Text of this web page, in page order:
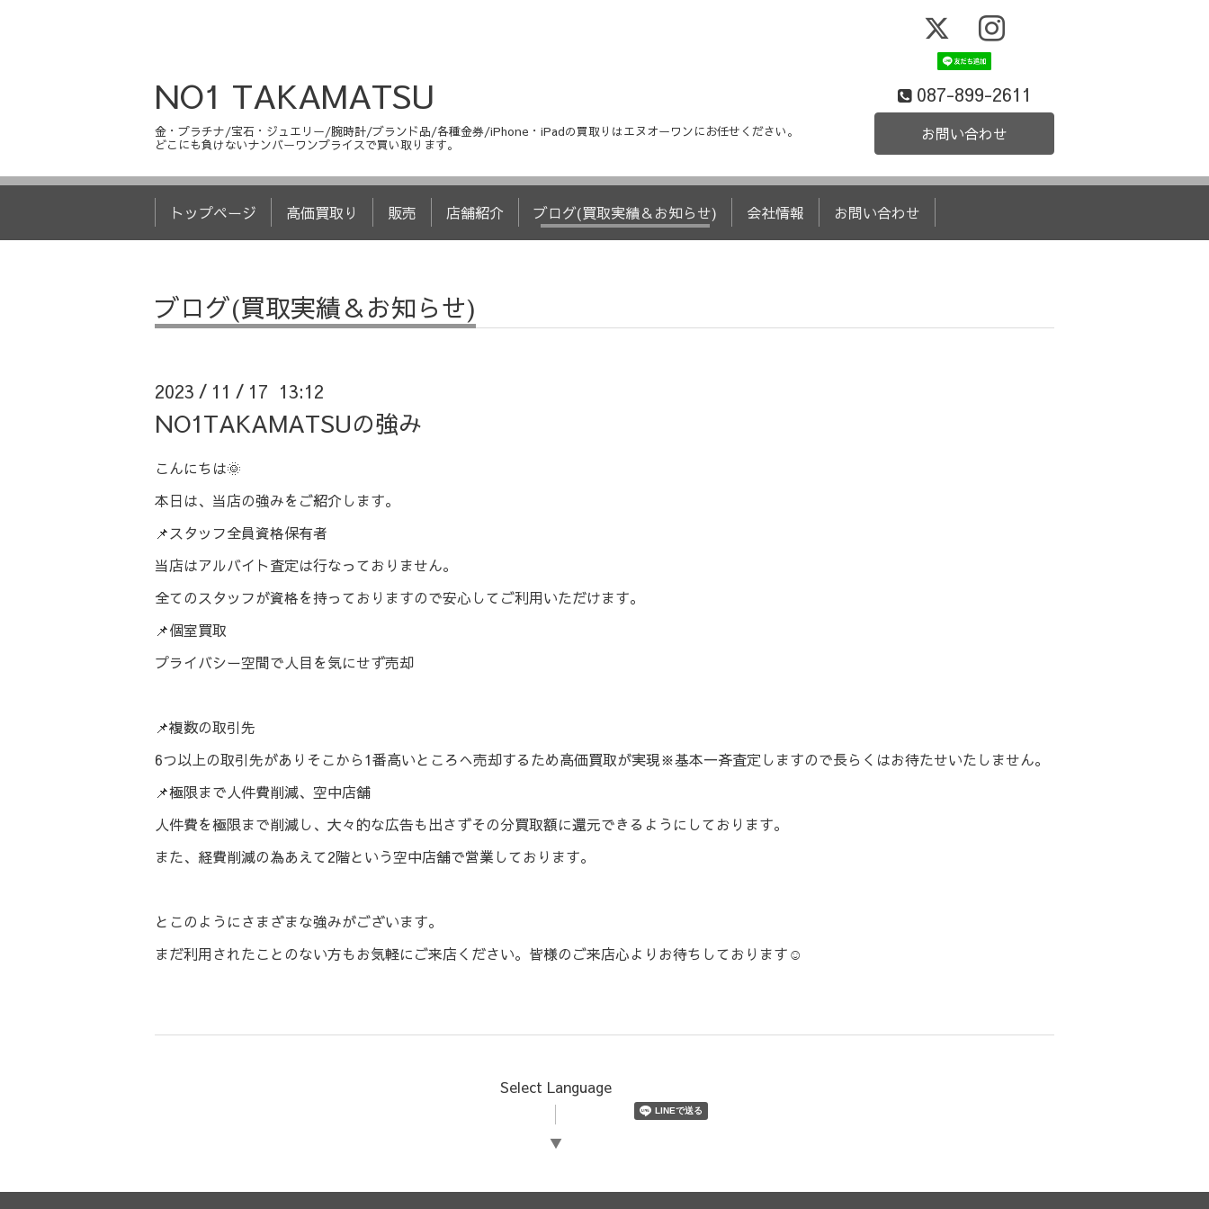
NO1 TAKAMATSU
金・プラチナ/宝石・ジュエリー/腕時計/ブランド品/各種金券/iPhone・iPadの買取りはエヌオーワンにお任せください。
どこにも負けないナンバーワンプライスで買い取ります。
087-899-2611
お問い合わせ
トップページ 高価買取り 販売 店舗紹介 ブログ(買取実績＆お知らせ) 会社情報 お問い合わせ
ブログ(買取実績＆お知らせ)
2023 / 11 / 17 13:12
NO1TAKAMATSUの強み
こんにちは🌞
本日は、当店の強みをご紹介します。
📌スタッフ全員資格保有者
当店はアルバイト査定は行なっておりません。
全てのスタッフが資格を持っておりますので安心してご利用いただけます。
📌個室買取
プライバシー空間で人目を気にせず売却
📌複数の取引先
6つ以上の取引先がありそこから1番高いところへ売却するため高価買取が実現※基本一斉査定しますので長らくはお待たせいたしません。
📌極限まで人件費削減、空中店舗
人件費を極限まで削減し、大々的な広告も出さずその分買取額に還元できるようにしております。
また、経費削減の為あえて2階という空中店舗で営業しております。
とこのようにさまざまな強みがございます。
まだ利用されたことのない方もお気軽にご来店ください。皆様のご来店心よりお待ちしております☺️
Select Language
▼